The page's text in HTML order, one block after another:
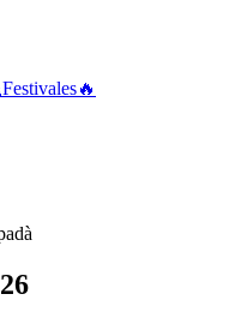
Festivales🔥